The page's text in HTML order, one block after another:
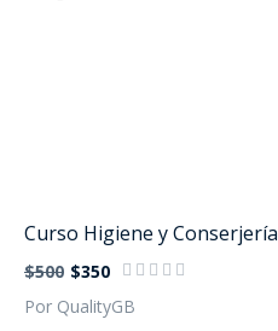
Curso Higiene y Conserjería
$500 $350
Por QualityGB